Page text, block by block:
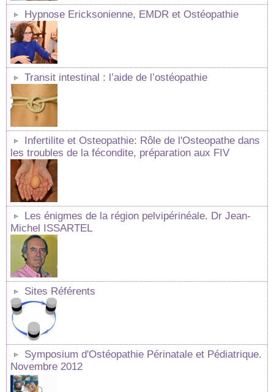
Hypnose Ericksonienne, EMDR et Ostéopathie
Transit intestinal : l’aide de l’ostéopathie
Infertilite et Osteopathie: Rôle de l'Osteopathe dans
les troubles de la fécondite, préparation aux FIV
Les énigmes de la région pelvipérinéale. Dr Jean-
Michel ISSARTEL
Sites Référents
Symposium d'Ostéopathie Périnatale et Pédiatrique.
Novembre 2012